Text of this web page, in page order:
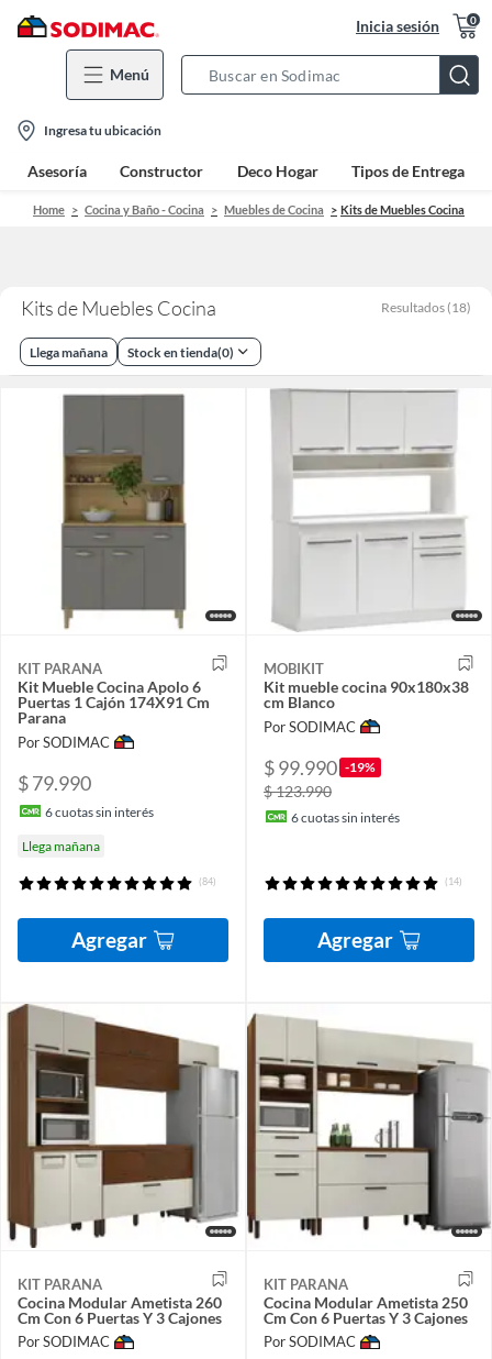
Inicia sesión 0
Menú
Bar
location-
icon
Ingresa tu ubicación
Asesoría Constructor Deco Hogar Tipos de Entrega
Home Cocina y Baño - Cocina Muebles de Cocina Kits de Muebles Cocina
Kits de Muebles Cocina Resultados (18)
Llega mañana Stock en tienda(0)
KIT PARANA
Kit Mueble Cocina Apolo 6
Puertas 1 Cajón 174X91 Cm
Parana
Por SODIMAC
$ 79.990
6cuotas sin interés
Llega mañana
(84)
Agregar
MOBIKIT
Kit mueble cocina 90x180x38
cm Blanco
Por SODIMAC
$ 99.990 -19%
$ 123.990
6cuotas sin interés
(14)
Agregar
KIT PARANA
Cocina Modular Ametista 260
Cm Con 6 Puertas Y 3 Cajones
Por SODIMAC
KIT PARANA
Cocina Modular Ametista 250
Cm Con 6 Puertas Y 3 Cajones
Por SODIMAC